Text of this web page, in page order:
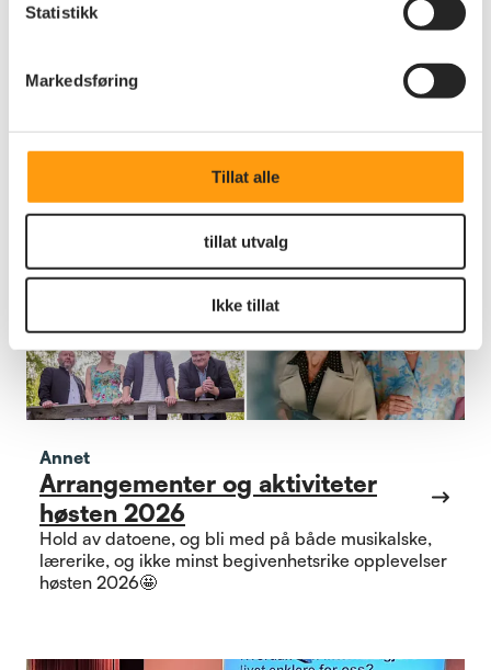
Statistikk
Markedsføring
Tillat alle
tillat utvalg
Ikke tillat
Annet
Arrangementer og aktiviteter
høsten 2026
Hold av datoene, og bli med på både musikalske,
lærerike, og ikke minst begivenhetsrike opplevelser
høsten 2026🤩